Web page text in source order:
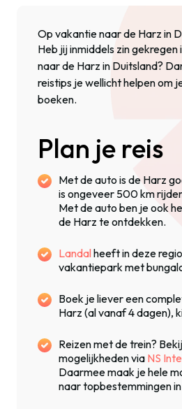
Op vakantie naar de Harz in
Heb jij inmiddels zin gekregen
naar de Harz in Duitsland?
reistips je wellicht helpen om
boeken.
Plan je reis
Met de auto is de Harz
is ongeveer 500 km
Met de auto ben je ook
de Harz te ontdekken.
Landalheeft in deze
vakantiepark met
Boek je liever een
Harz (al vanaf 4 dagen),
Reizen met de trein?
mogelijkheden via NS
Daarmee maak je hele
naar topbestemmingen